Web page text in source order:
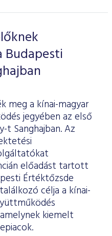
meg a kínai-magyar
jegyében az első
t Sanghajban. Az
előadást tartott
Értéktőzsde
célja a kínai-
kiemelt